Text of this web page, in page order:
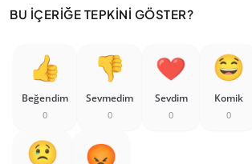
BU İÇERIĞE TEPKINI GÖSTER?
Beğendim
0
Sevmedim
0
Sevdim
0
Komik
0